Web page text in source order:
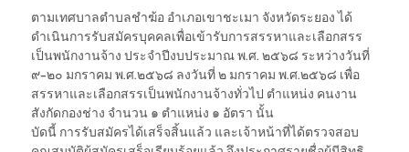
ตามเทศบาลตำบลชำฆ้อ อำเภอเขาชะเมา จังหวัดระยอง ได้
ดำเนินการรับสมัครบุคคลเพื่อเข้ารับการสรรหาและเลือกสรร
เป็นพนักงานจ้าง ประจำปีงบประมาณ พ.ศ. ๒๕๖๘ ระหว่างวันที่
๙-๒๐ มกราคม พ.ศ.๒๕๖๘ ลงวันที่ ๒ มกราคม พ.ศ.๒๕๖๘ เพื่อ
สรรหาและเลือกสรรเป็นพนักงานจ้างทั่วไป ตำแหน่ง คนงาน
สังกัดกองช่าง จำนวน ๑ ตำแหน่ง ๑ อัตรา นั้น
บัดนี้ การรับสมัครได้เสร็จสิ้นแล้ว และเจ้าหน้าที่ได้ตรวจสอบ